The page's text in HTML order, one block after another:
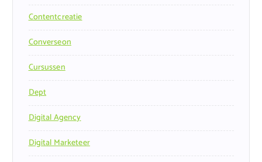
Contentcreatie
Converseon
Cursussen
Dept
Digital Agency
Digital Marketeer